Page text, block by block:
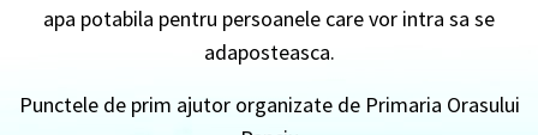
apa potabila pentru persoanele care vor intra sa se
adaposteasca.
Punctele de prim ajutor organizate de Primaria Orasului